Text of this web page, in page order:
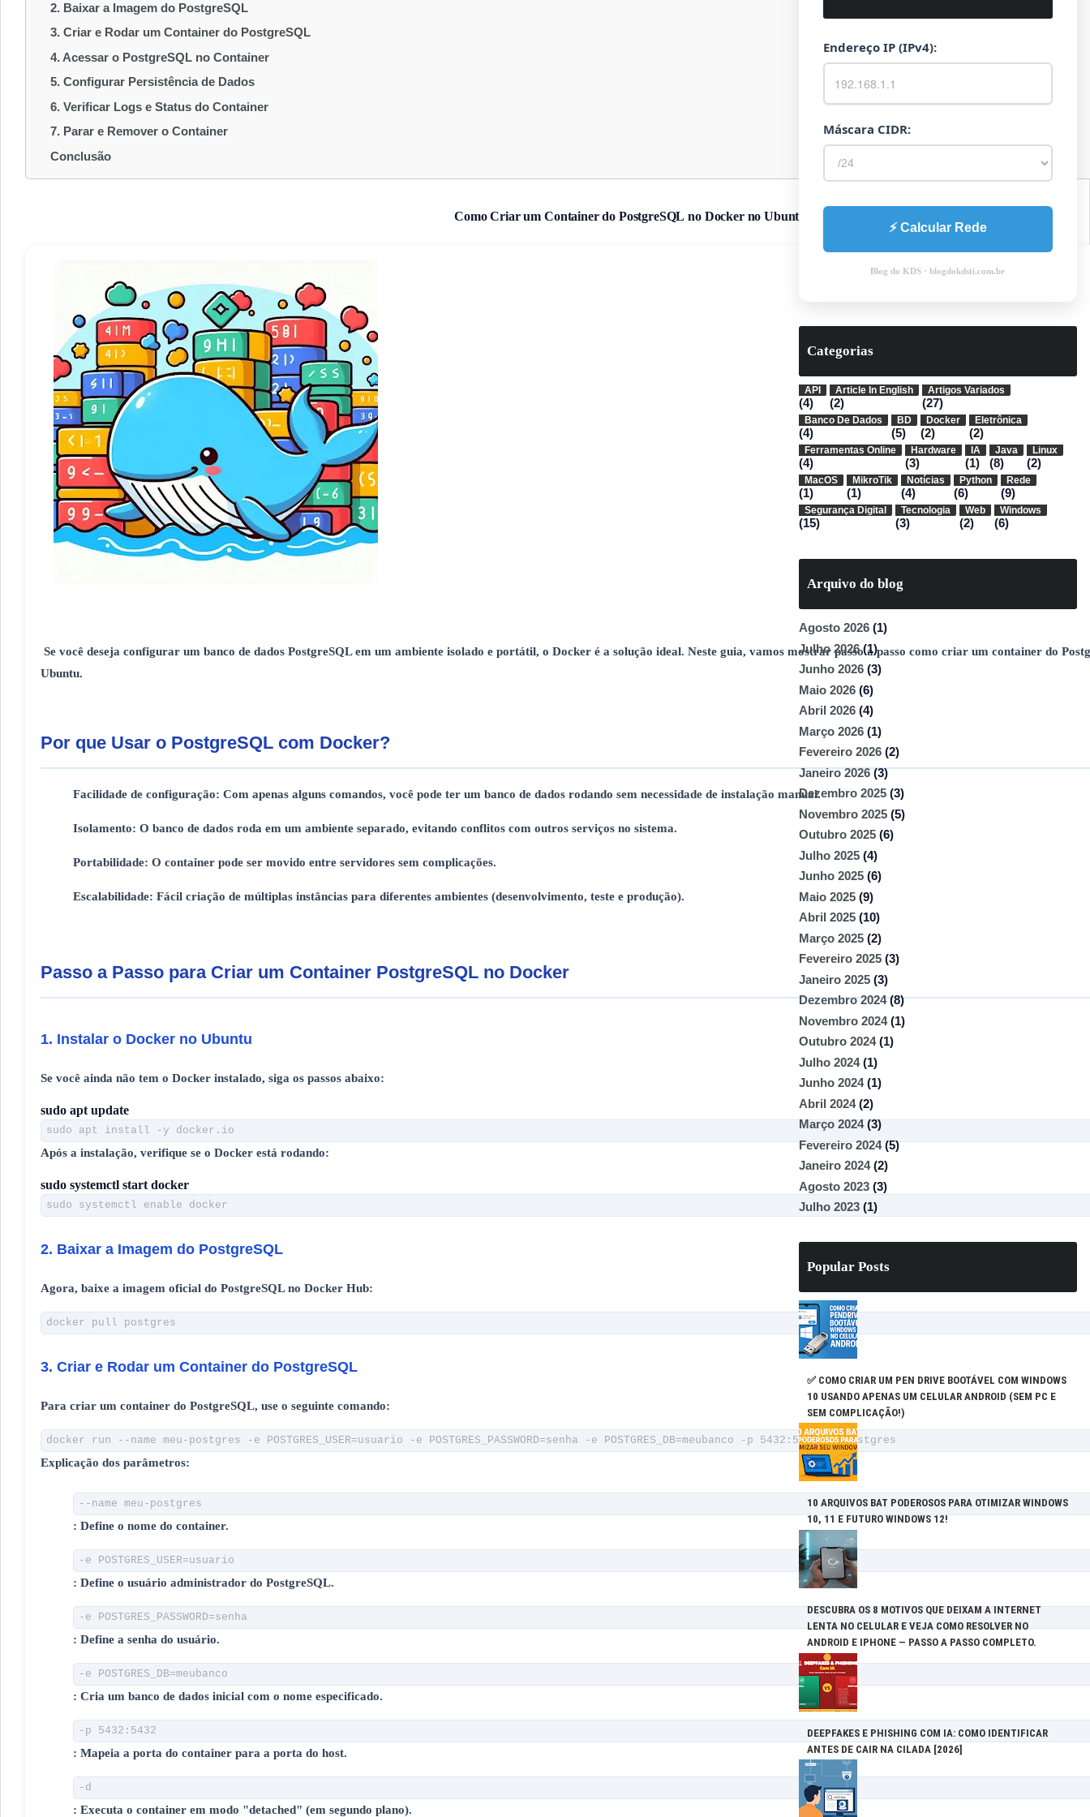
2. Baixar a Imagem do PostgreSQL
3. Criar e Rodar um Container do PostgreSQL
4. Acessar o PostgreSQL no Container
5. Configurar Persistência de Dados
6. Verificar Logs e Status do Container
7. Parar e Remover o Container
Conclusão
Como Criar um Container do PostgreSQL no Docker no Ubuntu
Se você deseja configurar um banco de dados PostgreSQL em um ambiente isolado e portátil, o Docker é a solução ideal. Neste guia, vamos mostrar passo a passo como criar um container do
Ubuntu.
Por que Usar o PostgreSQL com Docker?
Facilidade de configuração: Com apenas alguns comandos, você pode ter um banco de dados rodando sem necessidade de instalação manual.
Isolamento: O banco de dados roda em um ambiente separado, evitando conflitos com outros serviços no sistema.
Portabilidade: O container pode ser movido entre servidores sem complicações.
Escalabilidade: Fácil criação de múltiplas instâncias para diferentes ambientes (desenvolvimento, teste e produção).
Passo a Passo para Criar um Container PostgreSQL no Docker
1. Instalar o Docker no Ubuntu
Se você ainda não tem o Docker instalado, siga os passos abaixo:
sudo apt update
sudo apt install -y docker.io
Após a instalação, verifique se o Docker está rodando:
sudo systemctl start docker
sudo systemctl enable docker
2. Baixar a Imagem do PostgreSQL
Agora, baixe a imagem oficial do PostgreSQL no Docker Hub:
docker pull postgres
3. Criar e Rodar um Container do PostgreSQL
Para criar um container do PostgreSQL, use o seguinte comando:
docker run --name meu-postgres -e POSTGRES_USER=usuario -e POSTGRES_PASSWORD=senha -e POSTGRES_DB=meubanco -p 5432:5432 -d postgres
Explicação dos parâmetros:
--name meu-postgres
: Define o nome do container.
-e POSTGRES_USER=usuario
: Define o usuário administrador do PostgreSQL.
-e POSTGRES_PASSWORD=senha
: Define a senha do usuário.
-e POSTGRES_DB=meubanco
: Cria um banco de dados inicial com o nome especificado.
-p 5432:5432
: Mapeia a porta do container para a porta do host.
-d
: Executa o container em modo "detached" (em segundo plano).
Endereço IP (IPv4):
Máscara CIDR:
⚡ Calcular Rede
Blog do KDS · blogdokdsti.com.br
Categorias
API
(4)
Article In English
(2)
Artigos Variados
(27)
Banco De Dados
(4)
BD
(5)
Docker
(2)
Eletrônica
(2)
Ferramentas Online
(4)
Hardware
(3)
IA
(1)
Java
(8)
Linux
(2)
MacOS
(1)
MikroTik
(1)
Notícias
(4)
Python
(6)
Rede
(9)
Segurança Digital
(15)
Tecnologia
(3)
Web
(2)
Windows
(6)
Arquivo do blog
Agosto 2026(1)
Julho 2026(1)
Junho 2026(3)
Maio 2026(6)
Abril 2026(4)
Março 2026(1)
Fevereiro 2026(2)
Janeiro 2026(3)
Dezembro 2025(3)
Novembro 2025(5)
Outubro 2025(6)
Julho 2025(4)
Junho 2025(6)
Maio 2025(9)
Abril 2025(10)
Março 2025(2)
Fevereiro 2025(3)
Janeiro 2025(3)
Dezembro 2024(8)
Novembro 2024(1)
Outubro 2024(1)
Julho 2024(1)
Junho 2024(1)
Abril 2024(2)
Março 2024(3)
Fevereiro 2024(5)
Janeiro 2024(2)
Agosto 2023(3)
Julho 2023(1)
Popular Posts
✅ COMO CRIAR UM PEN DRIVE BOOTÁVEL COM WINDOWS
10 USANDO APENAS UM CELULAR ANDROID (SEM PC E
SEM COMPLICAÇÃO!)
10 ARQUIVOS BAT PODEROSOS PARA OTIMIZAR WINDOWS
10, 11 E FUTURO WINDOWS 12!
DESCUBRA OS 8 MOTIVOS QUE DEIXAM A INTERNET
LENTA NO CELULAR E VEJA COMO RESOLVER NO
ANDROID E IPHONE — PASSO A PASSO COMPLETO.
DEEPFAKES E PHISHING COM IA: COMO IDENTIFICAR
ANTES DE CAIR NA CILADA [2026]